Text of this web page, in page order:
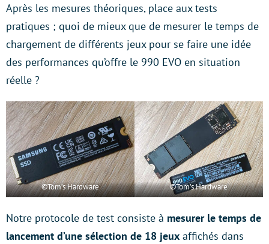
Après les mesures théoriques, place aux tests
pratiques ; quoi de mieux que de mesurer le temps de
chargement de différents jeux pour se faire une idée
des performances qu’offre le 990 EVO en situation
réelle ?
©Tom’s Hardware ©Tom’s Hardware
Notre protocole de test consiste à mesurer le temps de
lancement d’une sélection de 18 jeux affichés dans